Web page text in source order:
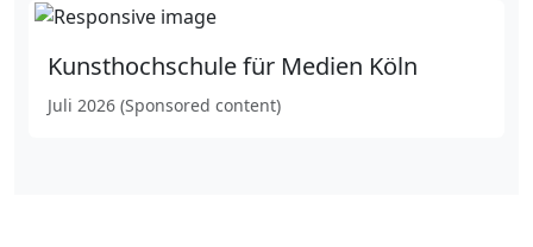
Kunsthochschule für Medien Köln
Juli 2026 (Sponsored content)